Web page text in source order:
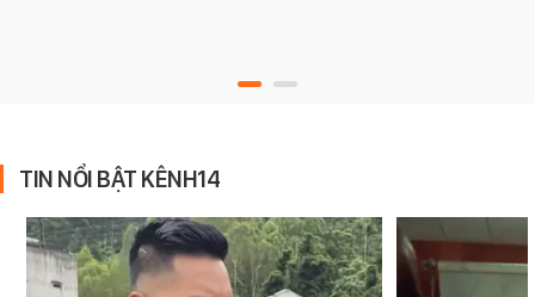
TIN NỔI BẬT KÊNH14